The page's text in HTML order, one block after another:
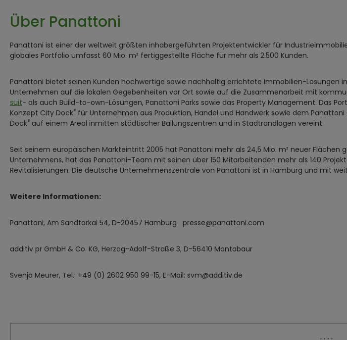
Über Panattoni
Panattoni ist einer der weltweit größten inhabergeführten Projektentwickler für
globales Portfolio umfasst 60 Mio. m² fertiggestellte Fläche für mehr als 2.500 Kunden.
Panattoni bietet seinen Kunden hochwertige sowie nachhaltig errichtete Immobilien-Lösungen
Unternehmen auf die lokalen Gegebenheiten vor Ort sowie auf die Zusammenarbeit mit
suit- als auch Build-to-own-Lösungen, Panattoni Parks sowie das Property Management. Das
Konzept City Dock® für Unternehmen aus Produktion, Handel und Handwerk sowie dem
Dock® auf einem Areal inmitten städtischer Ballungszentren und in Stadtrandlagen vereint.
Seit seinem europäischen Markteintritt 2005 hat Panattoni mehr als 24,5 Mio. m² neuer
Unternehmens, hat das Panattoni-Team mit seinen über 150 Mitarbeitenden mehr als 140
Revitalisierungen. Die deutsche Unternehmenszentrale von Panattoni ist in Hamburg und mit
Weitere Informationen:
Panattoni, Am Sandtorkai 54, D-20457 Hamburg presse@panattoni.com
additiv pr GmbH & Co. KG, Herzog-Adolf-Straße 3, D-56410 Montabaur
Svenja Meurer, Tel.: +49 (0) 2602 950 99-15, E-Mail: svm@additiv.de